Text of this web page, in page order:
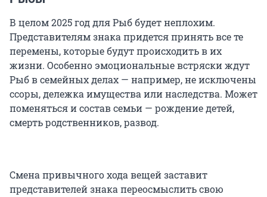
В целом 2025 год для Рыб будет неплохим.
Представителям знака придется принять все те
перемены, которые будут происходить в их
жизни. Особенно эмоциональные встряски ждут
Рыб в семейных делах — например, не исключены
ссоры, дележка имущества или наследства. Может
поменяться и состав семьи — рождение детей,
смерть родственников, развод.
Смена привычного хода вещей заставит
представителей знака переосмыслить свою